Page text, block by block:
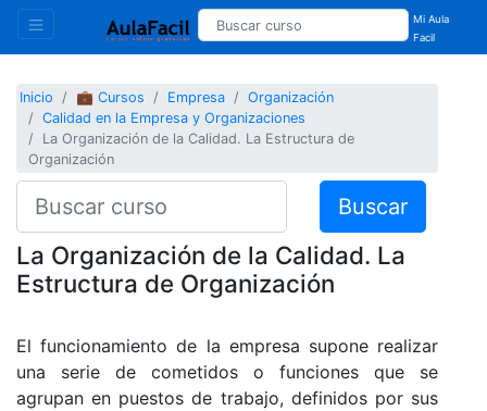
Mi Aula
Facil
Inicio 💼 Cursos Empresa
Organización
Calidad en la Empresa y Organizaciones
La Organización de la Calidad. La Estructura de
Organización
Buscar
La Organización de la Calidad. La
Estructura de Organización
El funcionamiento de la empresa supone realizar
una serie de cometidos o funciones que se
agrupan en puestos de trabajo, definidos por sus